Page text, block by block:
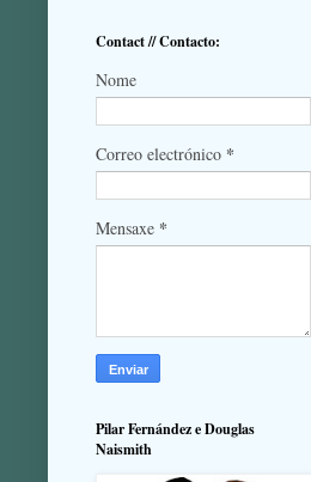
Contact // Contacto:
Nome
Correo electrónico *
Mensaxe *
Pilar Fernández e Douglas
Naismith